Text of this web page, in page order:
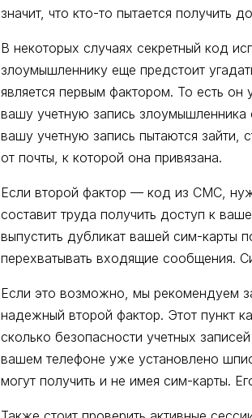
значит, что кто-то пытается получить
В некоторых случаях секретный код
злоумышленнику еще предстоит
является первым фактором. То есть
вашу учетную запись злоумышленника
вашу учетную запись пытаются зайти,
от почты, к которой она привязана.
Если второй фактор — код из СМС,
составит труда получить доступ к
выпустить дубликат вашей сим-карты
перехватывать входящие сообщения.
Если это возможно, мы рекомендуем
надежный второй фактор. Этот пункт
сколько безопасности учетных
вашем телефоне уже установлено
могут получить и не имея сим-карты.